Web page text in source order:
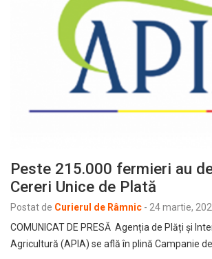
Peste 215.000 fermieri au
Cereri Unice de Plată
Postat de Curierul de Râmnic - 24 martie,
COMUNICAT DE PRESĂ Agenția de Plăți şi
Agricultură (APIA) se află în plină Campanie